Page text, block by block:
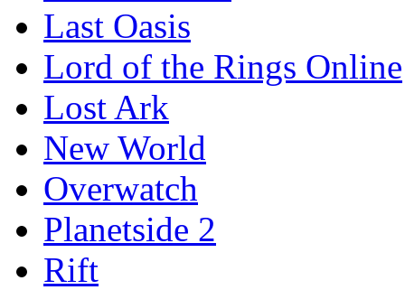
Last Oasis
Lord of the Rings Online
Lost Ark
New World
Overwatch
Planetside 2
Rift